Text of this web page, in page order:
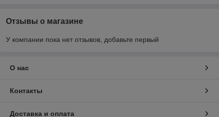
Отзывы о магазине
У компании пока нет отзывов, добавьте первый
О нас
Контакты
Доставка и оплата